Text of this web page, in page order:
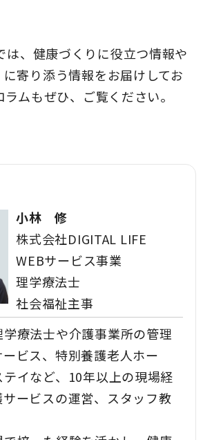
は、健康づくりに役立つ情報や
寄り添う情報をお届けしてお
ムもぜひ、ご覧ください。
小林 修
株式会社DIGITAL LIFE
WEBサービス事業
理学療法士
社会福祉主事
療法士や介護事業所の管理
ビス、特別養護老人ホー
イなど、10年以上の現場経
ービスの運営、スタッフ教